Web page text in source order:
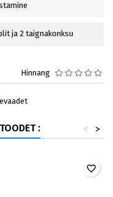
ja 2 taignakonksu
Hinnang
: >
<
favorite_border